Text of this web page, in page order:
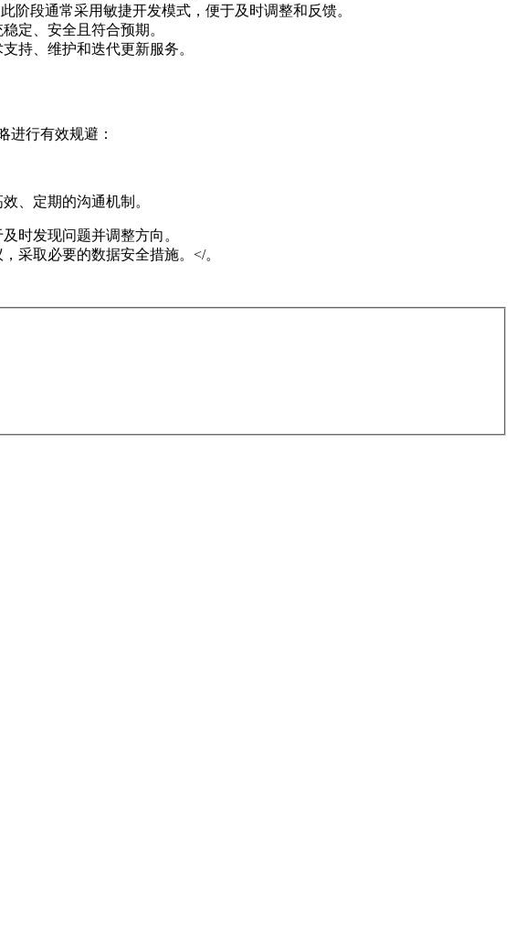
阶段通常采用敏捷开发模式，便于及时调整和反馈。
定、安全且符合预期。
持、维护和迭代更新服务。
进行有效规避：
、定期的沟通机制。
时发现问题并调整方向。
采取必要的数据安全措施。</。